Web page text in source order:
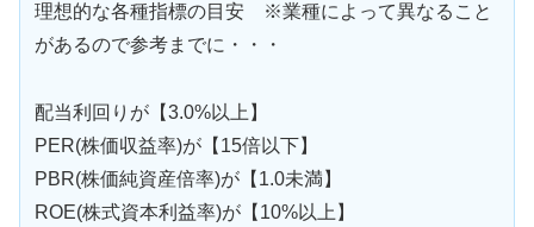
理想的な各種指標の目安 ※業種によって異なること
があるので参考までに・・・
配当利回りが【3.0%以上】
PER(株価収益率)が【15倍以下】
PBR(株価純資産倍率)が【1.0未満】
ROE(株式資本利益率)が【10%以上】